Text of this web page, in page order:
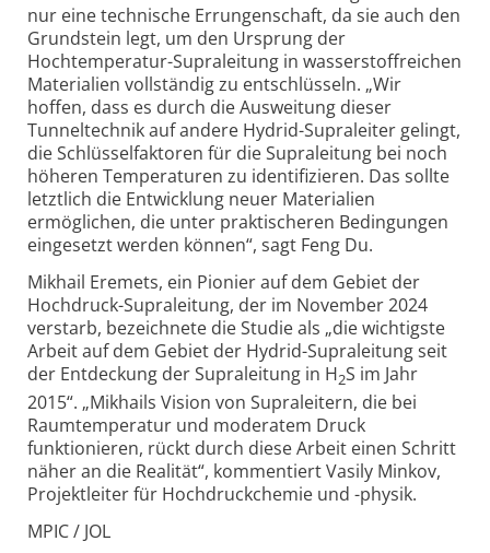
nur eine technische Errungenschaft, da sie auch den
Grundstein legt, um den Ursprung der
Hochtemperatur-Supraleitung in wasserstoffreichen
Materialien vollständig zu entschlüsseln. „Wir
hoffen, dass es durch die Ausweitung dieser
Tunneltechnik auf andere Hydrid-Supraleiter gelingt,
die Schlüsselfaktoren für die Supraleitung bei noch
höheren Temperaturen zu identifizieren. Das sollte
letztlich die Entwicklung neuer Materialien
ermöglichen, die unter praktischeren Bedingungen
eingesetzt werden können“, sagt Feng Du.
Mikhail Eremets, ein Pionier auf dem Gebiet der
Hochdruck-Supraleitung, der im November 2024
verstarb, bezeichnete die Studie als „die wichtigste
Arbeit auf dem Gebiet der Hydrid-Supraleitung seit
der Entdeckung der Supraleitung in H2S im Jahr
2015“. „Mikhails Vision von Supraleitern, die bei
Raumtemperatur und moderatem Druck
funktionieren, rückt durch diese Arbeit einen Schritt
näher an die Realität“, kommentiert Vasily Minkov,
Projektleiter für Hochdruckchemie und -physik.
MPIC / JOL